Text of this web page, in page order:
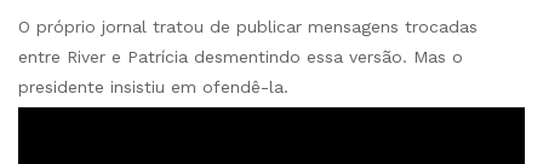
O próprio jornal tratou de publicar mensagens trocadas
entre River e Patrícia desmentindo essa versão. Mas o
presidente insistiu em ofendê-la.